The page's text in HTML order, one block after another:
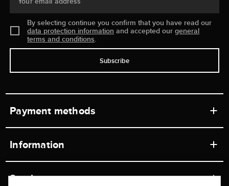
By selecting continue you confirm that you have read our
data protection information and accepted ourgeneral
terms and conditions.
Subscribe
Payment methods
Information
Service